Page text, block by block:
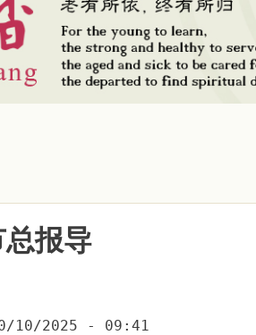
报导
10/2025 - 09:41